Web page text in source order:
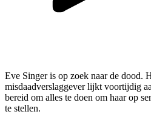
Eve Singer is op zoek naar de dood.
misdaadverslaggever lijkt voortijdig
bereid om alles te doen om haar op
te stellen.